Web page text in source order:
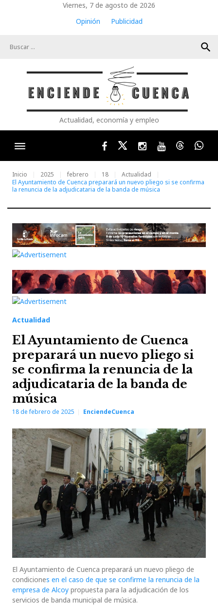
Viernes, 7 de agosto de 2026
Opinión
Publicidad
search
Actualidad, economía y empleo
FacebookTwitterInstagram
YoutubeThreads
Inicio 2025 febrero 18
Actualidad
El Ayuntamiento de Cuenca preparará un nuevo pliego si se confirma
la renuncia de la adjudicataria de la banda de música
Actualidad
El Ayuntamiento de Cuenca
preparará un nuevo pliego si
se confirma la renuncia de la
adjudicataria de la banda de
música
18 de febrero de 2025 EnciendeCuenca
El Ayuntamiento de Cuenca preparará un nuevo pliego de
condiciones en el caso de que se confirme la renuncia de la
empresa de Alcoy propuesta para la adjudicación de los
servicios de banda municipal de música.